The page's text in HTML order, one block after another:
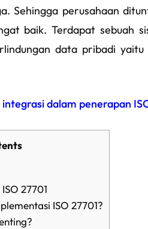
Sehingga perusahaan
baik. Terdapat sebuah
data pribadi
dalam penerapan
27701
ISO 27701?